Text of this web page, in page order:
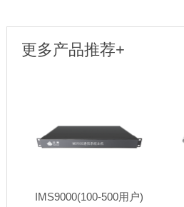
更多产品推荐+
IMS9000(100-500用户)